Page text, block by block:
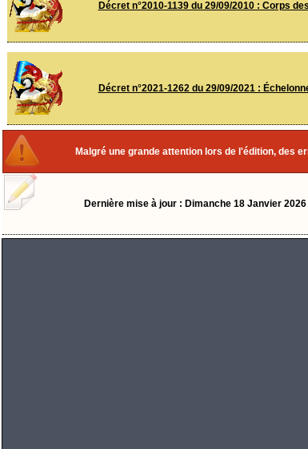
Décret n°2010-1139 du 29/09/2010 : Corps
Décret n°2021-1262 du 29/09/2021 :
Malgré une grande attention lors de l'édition, des
Dernière mise à jour : Dimanche 18 Janvier 2026